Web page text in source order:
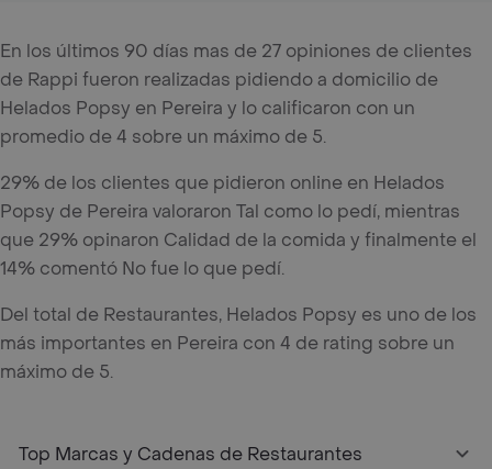
En los últimos 90 días mas de 27 opiniones de clientes
de Rappi fueron realizadas pidiendo a domicilio de
Helados Popsy en Pereira y lo calificaron con un
promedio de 4 sobre un máximo de 5.
29% de los clientes que pidieron online en Helados
Popsy de Pereira valoraron Tal como lo pedí, mientras
que 29% opinaron Calidad de la comida y finalmente el
14% comentó No fue lo que pedí.
Del total de Restaurantes, Helados Popsy es uno de los
más importantes en Pereira con 4 de rating sobre un
máximo de 5.
Top Marcas y Cadenas de Restaurantes